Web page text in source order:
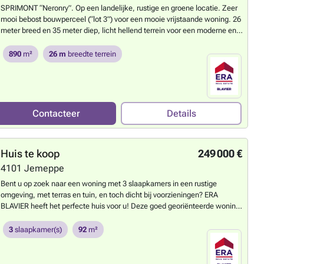
SPRIMONT “Neronry”. Op een landelijke, rustige en groene locatie. Zeer
mooi bebost bouwperceel (“lot 3”) voor een mooie vrijstaande woning. 26
meter breed en 35 meter diep, licht hellend terrein voor een moderne en
overstromingsgevoelig is. (Aanbod onder voorbehoud van aanvaarding
door de eigenaar om al dan niet te verkopen) De informatie en
afmetingen worden louter ter indicatie verstrekt en zijn niet contractueel
890m² 26 m breedte terrein
Contacteer Details
249 000 €
Huis te koop
4101 Jemeppe
Bent u op zoek naar een woning met 3 slaapkamers in een rustige
omgeving, met terras en tuin, en toch dicht bij voorzieningen? ERA
BLAVIER heeft het perfecte huis voor u! Deze goed georiënteerde woning
wat renovatiewerken nodig. De woning beschikt over een ruime inkomhal
met apart toilet, die toegang geeft tot lichte leefruimtes: een functionele
keuken en een grote leef-/eetkamer. Op de eerste verdieping zijn drie
comfortabele slaapkamers en een badkamer. De kelder strekt zich uit
3slaapkamer(s) 92m²